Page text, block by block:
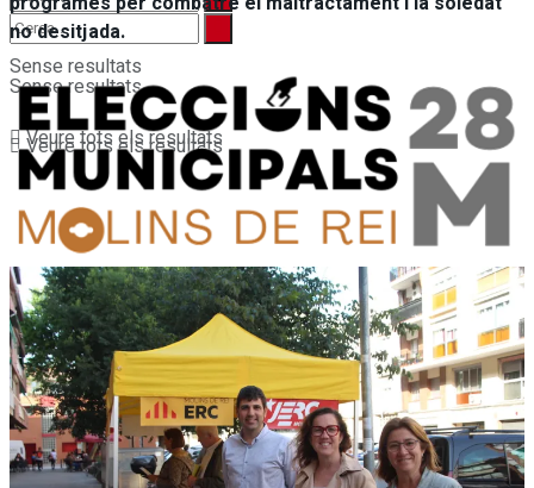
Sense resultats
Veure tots els resultats
Sense resultats
Veure tots els resultats
no desitjada.